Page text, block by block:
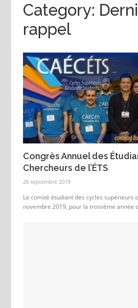
Category:
rappel
Congrès Annuel des
Chercheurs de l’ÉTS
26 septembre 2019
Le comité étudiant des cycles supérieurs
novembre 2019, pour la troisième année